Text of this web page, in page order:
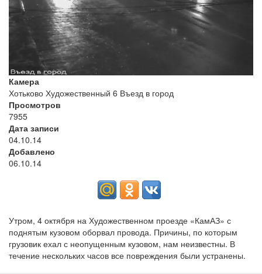
Камера
Хотьково Художественный 6 Въезд в город
Просмотров
7955
Дата записи
04.10.14
Добавлено
06.10.14
Утром, 4 октября на Художественном проезде «КамАЗ» с
поднятым кузовом оборвал провода. Причины, по которым
грузовик ехал с неопущенным кузовом, нам неизвестны. В
течение нескольких часов все повреждения были устранены.